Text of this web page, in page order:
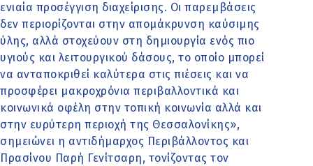
ενιαία προσέγγιση διαχείρισης. Οι παρεμβάσεις
δεν περιορίζονται στην απομάκρυνση καύσιμης
ύλης, αλλά στοχεύουν στη δημιουργία ενός πιο
υγιούς και λειτουργικού δάσους, το οποίο μπορεί
να ανταποκριθεί καλύτερα στις πιέσεις και να
προσφέρει μακροχρόνια περιβαλλοντικά και
κοινωνικά οφέλη στην τοπική κοινωνία αλλά και
στην ευρύτερη περιοχή της Θεσσαλονίκης»,
σημειώνει η αντιδήμαρχος Περιβάλλοντος και
Πρασίνου Παρή Γενίτσαρη, τονίζοντας τον